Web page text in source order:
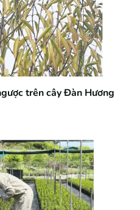
trên cây Đàn Hương